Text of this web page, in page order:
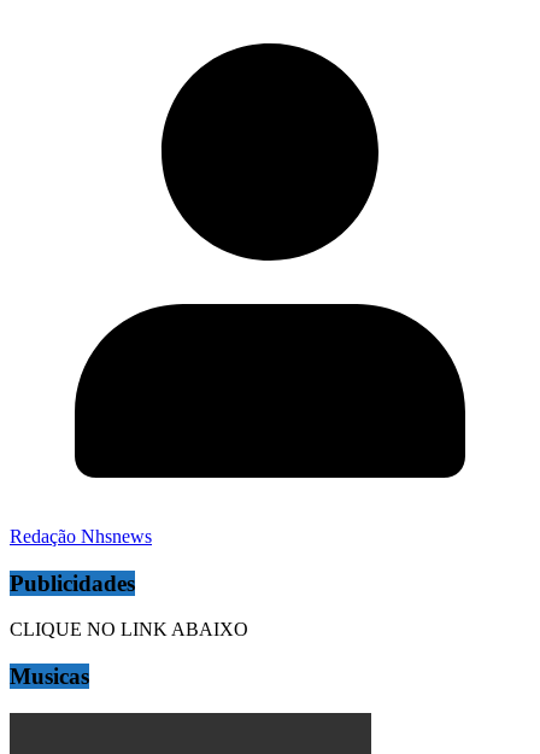
Redação Nhsnews
Publicidades
CLIQUE NO LINK ABAIXO
Musicas